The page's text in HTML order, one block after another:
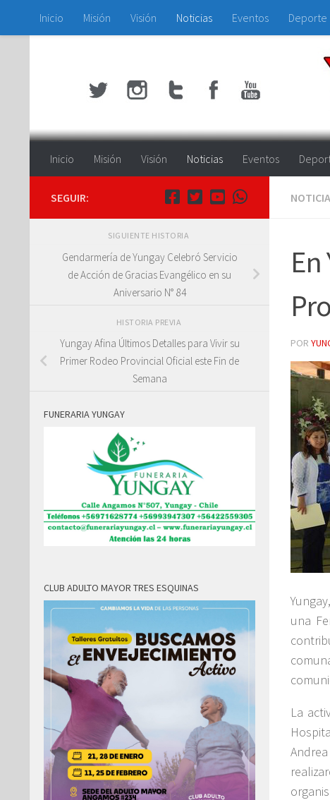
Saltar al contenido
Inicio Misión Visión Noticias Eventos Deporte
Inicio Misión Visión Noticias Eventos
POR
una
La
SEGUIR:
SIGUIENTE HISTORIA
Gendarmería de Yungay Celebró Servicio
de Acción de Gracias Evangélico en su
Aniversario N° 84
HISTORIA PREVIA
Yungay Afina Últimos Detalles para Vivir su
Primer Rodeo Provincial Oficial este Fin de
Semana
FUNERARIA YUNGAY
CLUB ADULTO MAYOR TRES ESQUINAS